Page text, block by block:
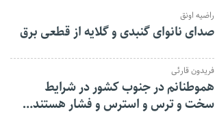
راضیه اونق
صدای نانوای گنبدی و گلایه از قطعی برق
فریدون قارئی
هموطنانم در جنوب کشور در شرایط
سخت و ترس و استرس و فشار هستند…